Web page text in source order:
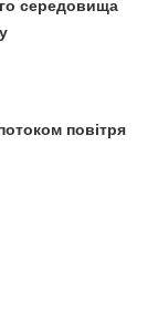
середовища
повітря